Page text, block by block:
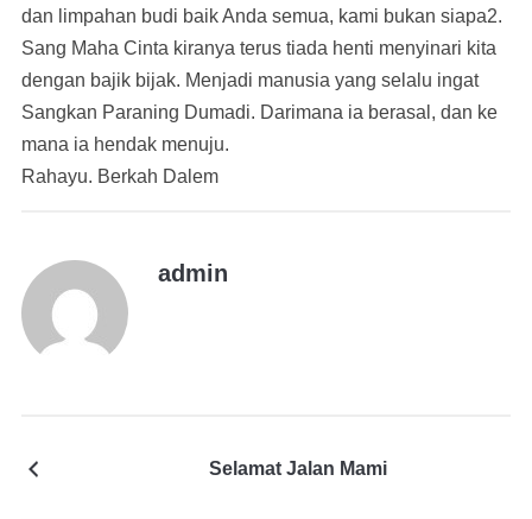
dan limpahan budi baik Anda semua, kami bukan siapa2.
Sang Maha Cinta kiranya terus tiada henti menyinari kita
dengan bajik bijak. Menjadi manusia yang selalu ingat
Sangkan Paraning Dumadi. Darimana ia berasal, dan ke
mana ia hendak menuju.
Rahayu. Berkah Dalem
admin
Selamat Jalan Mami